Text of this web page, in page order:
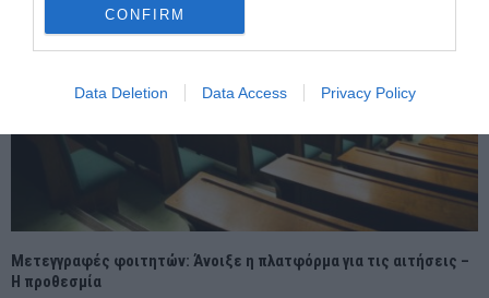
CONFIRM
Data Deletion Data Access Privacy Policy
Μετεγγραφές φοιτητών: Άνοιξε η πλατφόρμα για τις αιτήσεις –
Η προθεσμία